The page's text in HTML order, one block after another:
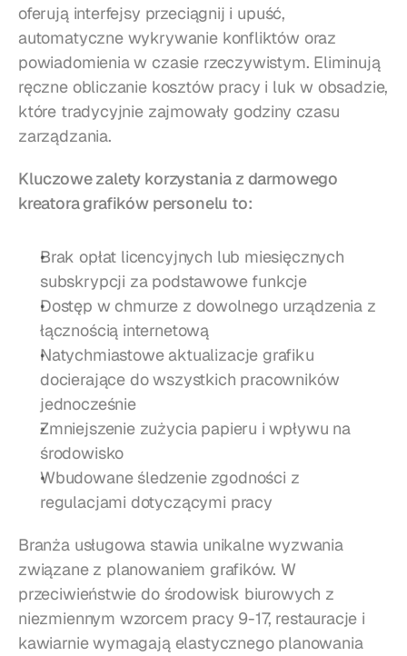
oferują interfejsy przeciągnij i upuść,
automatyczne wykrywanie konfliktów oraz
powiadomienia w czasie rzeczywistym. Eliminują
ręczne obliczanie kosztów pracy i luk w obsadzie,
które tradycyjnie zajmowały godziny czasu
zarządzania.
Kluczowe zalety korzystania z darmowego
kreatora grafików personelu to:
Brak opłat licencyjnych lub miesięcznych
subskrypcji za podstawowe funkcje
Dostęp w chmurze z dowolnego urządzenia z
łącznością internetową
Natychmiastowe aktualizacje grafiku
docierające do wszystkich pracowników
jednocześnie
Zmniejszenie zużycia papieru i wpływu na
środowisko
Wbudowane śledzenie zgodności z
regulacjami dotyczącymi pracy
Branża usługowa stawia unikalne wyzwania
związane z planowaniem grafików. W
przeciwieństwie do środowisk biurowych z
niezmiennym wzorcem pracy 9-17, restauracje i
kawiarnie wymagają elastycznego planowania